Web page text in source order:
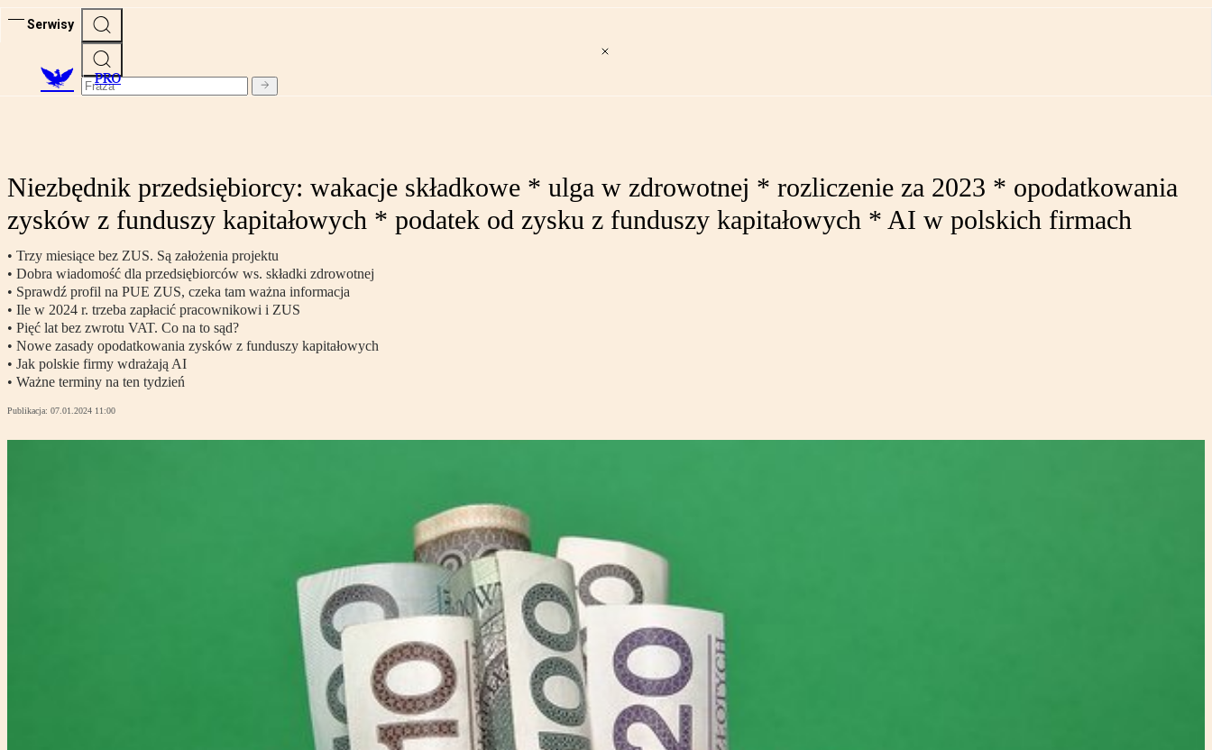
Serwisy
PRO
Niezbędnik przedsiębiorcy: wakacje składkowe * ulga w zdrowotnej * rozliczenie za 2023 * opodatkowania
zysków z funduszy kapitałowych * podatek od zysku z funduszy kapitałowych * AI w polskich firmach
• Trzy miesiące bez ZUS. Są założenia projektu
• Dobra wiadomość dla przedsiębiorców ws. składki zdrowotnej
• Sprawdź profil na PUE ZUS, czeka tam ważna informacja
• Ile w 2024 r. trzeba zapłacić pracownikowi i ZUS
• Pięć lat bez zwrotu VAT. Co na to sąd?
• Nowe zasady opodatkowania zysków z funduszy kapitałowych
• Jak polskie firmy wdrażają AI
• Ważne terminy na ten tydzień
Publikacja: 07.01.2024 11:00